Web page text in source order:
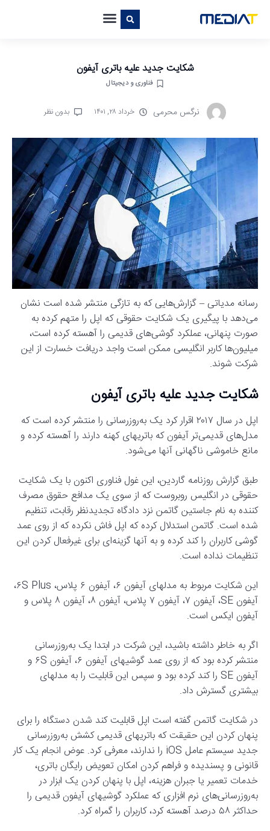
شکایت جدید علیه باتری آیفون
فناوری و دیجیتال
نرگس محرمی خرداد ۲۸, ۱۴۰۱ بدون نظر
رسانه مدیاتی – گزارش‌هایی که به تازگی منتشر شده است نشان
می‌دهد با پیگیری یک شکایت حقوقی که اپل را متهم کرده به
صورت پنهانی، عملکرد گوشی‌های قدیمی را آهسته کرده است،
میلیون‌ها کاربر انگلیسی ممکن است واجد دریافت خسارت از این
شرکت شوند.
شکایت جدید علیه باتری آیفون
اپل در سال ۲۰۱۷ اقرار کرد یک به‌روزرسانی را منتشر کرده است که
مدل‌های قدیمی‌تر آیفون که باتریهای کهنه دارند را آهسته کرده و
مانع خاموشی ناگهانی آنها می‌شود.
طبق گزارش روزنامه گاردین، این غول فناوری اکنون با یک شکایت
حقوقی در انگلیس روبروست که از سوی یک مدافع حقوق مصرف
کننده به نام جاستین گاتمن نزد دادگاه تجدیدنظر رقابت، تنظیم
شده است. گاتمن استدلال کرده که اپل فاش نکرده که از روی عمد
گوشی کاربران را کند کرده و به آنها گزینه‌ای برای غیرفعال کردن این
تنظیمات نداده است.
این شکایت مربوط به مدلهای آیفون ۶، آیفون ۶ پلاس، ۶S Plus،
آیفون SE، آیفون ۷، آیفون ۷ پلاس، آیفون ۸، آیفون ۸ پلاس و
آیفون ایکس است.
اگر به خاطر داشته باشید، این شرکت در ابتدا یک به‌روزرسانی
منتشر کرده بود که از روی عمد گوشیهای آیفون ۶، آیفون ۶S و
آیفون SE را کند کرده بود و سپس این قابلیت را به مدلهای
بیشتری گسترش داد.
در شکایت گاتمن گفته است اپل قابلیت کند شدن دستگاه را برای
پنهان کردن این حقیقت که باتریهای قدیمی کشش به‌روزرسانی
جدید سیستم عامل iOS را ندارند، معرفی کرد. عوض انجام یک کار
قانونی و پسندیده و فراهم کردن امکان تعویض رایگان باتری،
خدمات تعمیر یا جبران هزینه، اپل با پنهان کردن یک ابزار در
به‌روزرسانی‌های نرم افزاری که عملکرد گوشیهای آیفون قدیمی را
حداکثر ۵۸ درصد آهسته کرد، کاربران را گمراه کرد.